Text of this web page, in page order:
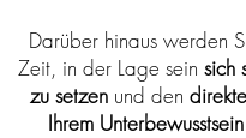
Darüber hinauswerden
Zeit, in der Lage sein sich
zu setzen und den
Ihrem